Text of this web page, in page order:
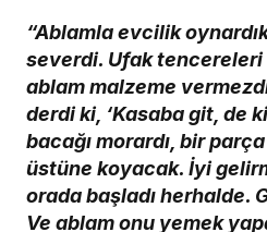
“Ablamla evcilik
severdi. Ufak tencereleri
ablam malzeme
derdi ki, ‘Kasaba git, de
bacağı morardı, bir
üstüne koyacak. İyi
orada başladı herhalde.
Ve ablam onu yemek